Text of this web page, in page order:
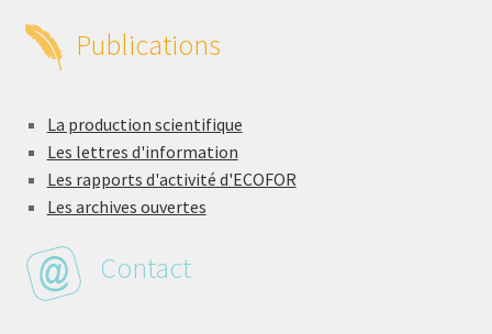
Publications
La production scientifique
Les lettres d'information
Les rapports d'activité d'ECOFOR
Les archives ouvertes
Contact